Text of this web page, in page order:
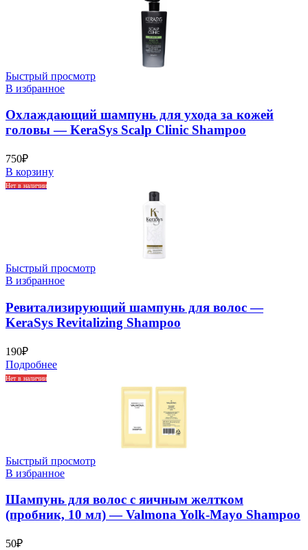
Быстрый просмотр
В избранное
Охлаждающий шампунь для ухода за кожей
головы — KeraSys Scalp Clinic Shampoo
750₽
В корзину
Нет в наличии
Быстрый просмотр
В избранное
Ревитализирующий шампунь для волос —
KeraSys Revitalizing Shampoo
190₽
Подробнее
Нет в наличии
Быстрый просмотр
В избранное
Шампунь для волос с яичным желтком
(пробник, 10 мл) — Valmona Yolk-Mayo Shampoo
50₽